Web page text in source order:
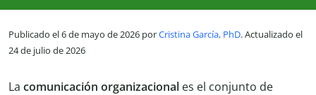
Publicado el 6 de mayo de 2026 porCristina García, PhD. Actualizado el
24 de julio de 2026
La comunicación organizacional es el conjunto de